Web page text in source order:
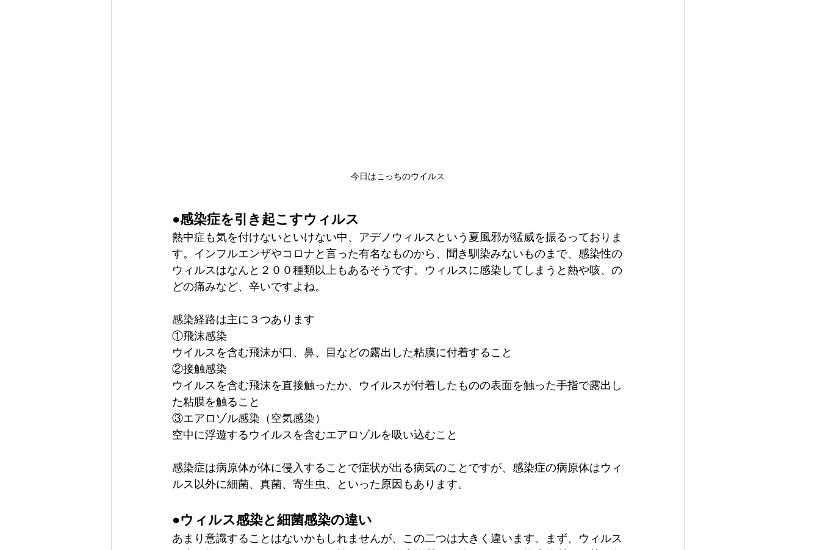
今日はこっちのウイルス
●感染症を引き起こすウィルス
熱中症も気を付けないといけない中、アデノウィルスという夏風邪が猛威を振るっておりま
す。インフルエンザやコロナと言った有名なものから、聞き馴染みないものまで、感染性の
ウィルスはなんと２００種類以上もあるそうです。ウィルスに感染してしまうと熱や咳、の
どの痛みなど、辛いですよね。
感染経路は主に３つあります
①飛沫感染
ウイルスを含む飛沫が口、鼻、目などの露出した粘膜に付着すること
②接触感染
ウイルスを含む飛沫を直接触ったか、ウイルスが付着したものの表面を触った手指で露出し
た粘膜を触ること
③エアロゾル感染（空気感染）
空中に浮遊するウイルスを含むエアロゾルを吸い込むこと
感染症は病原体が体に侵入することで症状が出る病気のことですが、感染症の病原体はウィ
ルス以外に細菌、真菌、寄生虫、といった原因もあります。
●ウィルス感染と細菌感染の違い
あまり意識することはないかもしれませんが、この二つは大きく違います。まず、ウィルス